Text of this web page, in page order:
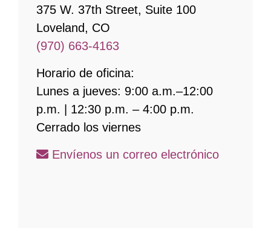
375 W. 37th Street, Suite 100
Loveland, CO
(970) 663-4163
Horario de oficina:
Lunes a jueves: 9:00 a.m.–12:00
p.m. | 12:30 p.m. – 4:00 p.m.
Cerrado los viernes
Envíenos un correo electrónico